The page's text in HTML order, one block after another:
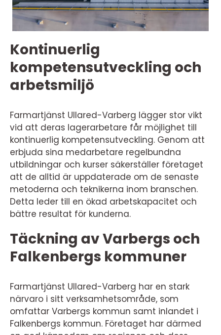
Kontinuerlig
kompetensutveckling och
arbetsmiljö
Farmartjänst Ullared-Varberg lägger stor vikt
vid att deras lagerarbetare får möjlighet till
kontinuerlig kompetensutveckling. Genom att
erbjuda sina medarbetare regelbundna
utbildningar och kurser säkerställer företaget
att de alltid är uppdaterade om de senaste
metoderna och teknikerna inom branschen.
Detta leder till en ökad arbetskapacitet och
bättre resultat för kunderna.
Täckning av Varbergs och
Falkenbergs kommuner
Farmartjänst Ullared-Varberg har en stark
närvaro i sitt verksamhetsområde, som
omfattar Varbergs kommun samt inlandet i
Falkenbergs kommun. Företaget har därmed